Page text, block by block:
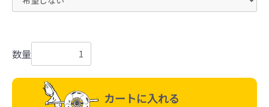
数量
カートに入れる